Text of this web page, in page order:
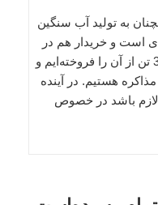
به تولید آب سنگین
است و خریدار هم در
دنیا زیاد دارد. همانطور که تا الان 32 تن از آن را فروخته‌ایم و
حال مذاکره هستیم. در آینده
لازم باشد در خصوص